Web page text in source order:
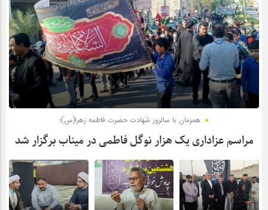
همزمان با سالروز شهادت حضرت فاطمه زهرا(س)؛
مراسم عزاداری یک هزار نوگل فاطمی در میناب برگزار شد